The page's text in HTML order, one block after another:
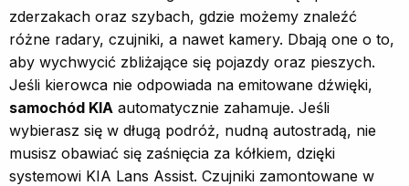
zderzakach oraz szybach, gdzie możemy znaleźć
różne radary, czujniki, a nawet kamery. Dbają one o to,
aby wychwycić zbliżające się pojazdy oraz pieszych.
Jeśli kierowca nie odpowiada na emitowane dźwięki,
samochód KIA automatycznie zahamuje. Jeśli
wybierasz się w długą podróż, nudną autostradą, nie
musisz obawiać się zaśnięcia za kółkiem, dzięki
systemowi KIA Lans Assist. Czujniki zamontowane w